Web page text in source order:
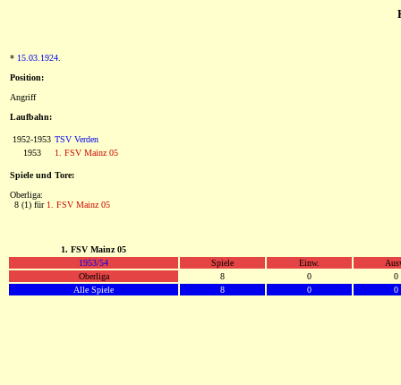
* 15.03.1924
Position:
Angriff
Laufbahn:
1952-1953 TSV Verden
1953
1. FSV Mainz 05
Spiele und Tore:
Oberliga:
8 (1) für 1. FSV Mainz 05
1. FSV Mainz 05
1953/54
Spiele Einw.
Oberliga
8 0
0
Alle Spiele
8 0 0